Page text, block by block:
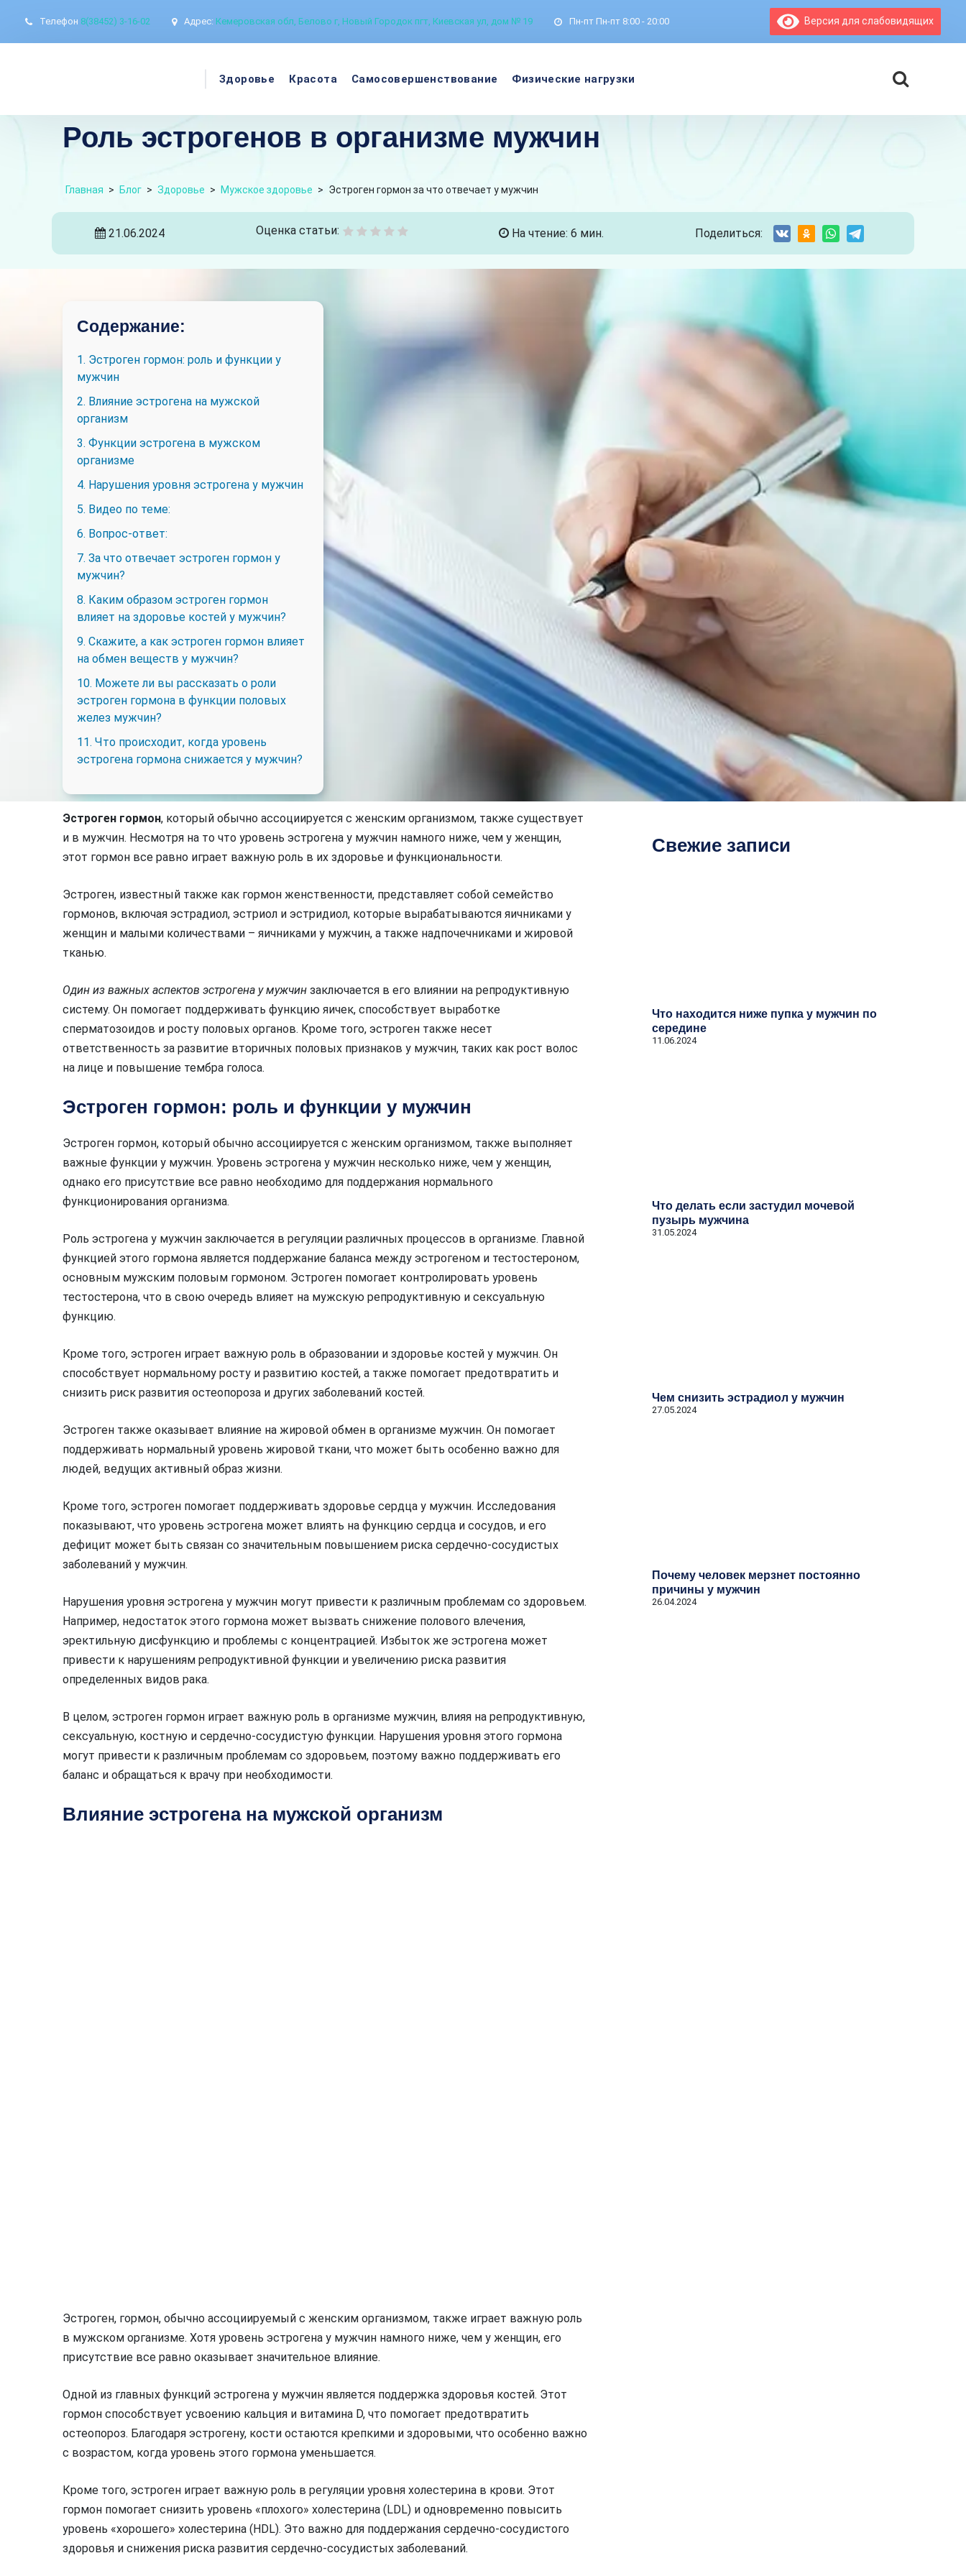
Телефон 8(38452) 3-16-02 Адрес: Кемеровская обл, Белово г, Новый Городок пгт, Киевская ул, дом № 19 Пн-пт Пн-пт 8:00 - 20:00 Версия для слабовидящих
Здоровье Красота Самосовершенствование Физические нагрузки
Роль эстрогенов в организме мужчин
Главная > Блог > Здоровье > Мужское здоровье > Эстроген гормон за что отвечает у мужчин
21.06.2024 Оценка статьи: На чтение: 6 мин. Поделиться:
Содержание:
1. Эстроген гормон: роль и функции у
мужчин
2. Влияние эстрогена на мужской
организм
3. Функции эстрогена в мужском
организме
4. Нарушения уровня эстрогена у мужчин
5. Видео по теме:
6. Вопрос-ответ:
7. За что отвечает эстроген гормон у
мужчин?
8. Каким образом эстроген гормон
влияет на здоровье костей у мужчин?
9. Скажите, а как эстроген гормон влияет
на обмен веществ у мужчин?
10. Можете ли вы рассказать о роли
эстроген гормона в функции половых
желез мужчин?
11. Что происходит, когда уровень
эстрогена гормона снижается у мужчин?
Эстроген гормон, который обычно ассоциируется с женским организмом, также существует
и в мужчин. Несмотря на то что уровень эстрогена у мужчин намного ниже, чем у женщин,
этот гормон все равно играет важную роль в их здоровье и функциональности.
Эстроген, известный также как гормон женственности, представляет собой семейство
гормонов, включая эстрадиол, эстриол и эстридиол, которые вырабатываются яичниками у
женщин и малыми количествами – яичниками у мужчин, а также надпочечниками и жировой
тканью.
Один из важных аспектов эстрогена у мужчин заключается в его влиянии на репродуктивную
систему. Он помогает поддерживать функцию яичек, способствует выработке
сперматозоидов и росту половых органов. Кроме того, эстроген также несет
ответственность за развитие вторичных половых признаков у мужчин, таких как рост волос
на лице и повышение тембра голоса.
Эстроген гормон: роль и функции у мужчин
Эстроген гормон, который обычно ассоциируется с женским организмом, также выполняет
важные функции у мужчин. Уровень эстрогена у мужчин несколько ниже, чем у женщин,
однако его присутствие все равно необходимо для поддержания нормального
функционирования организма.
Роль эстрогена у мужчин заключается в регуляции различных процессов в организме. Главной
функцией этого гормона является поддержание баланса между эстрогеном и тестостероном,
основным мужским половым гормоном. Эстроген помогает контролировать уровень
тестостерона, что в свою очередь влияет на мужскую репродуктивную и сексуальную
функцию.
Кроме того, эстроген играет важную роль в образовании и здоровье костей у мужчин. Он
способствует нормальному росту и развитию костей, а также помогает предотвратить и
снизить риск развития остеопороза и других заболеваний костей.
Эстроген также оказывает влияние на жировой обмен в организме мужчин. Он помогает
поддерживать нормальный уровень жировой ткани, что может быть особенно важно для
людей, ведущих активный образ жизни.
Кроме того, эстроген помогает поддерживать здоровье сердца у мужчин. Исследования
показывают, что уровень эстрогена может влиять на функцию сердца и сосудов, и его
дефицит может быть связан со значительным повышением риска сердечно-сосудистых
заболеваний у мужчин.
Нарушения уровня эстрогена у мужчин могут привести к различным проблемам со здоровьем.
Например, недостаток этого гормона может вызвать снижение полового влечения,
эректильную дисфункцию и проблемы с концентрацией. Избыток же эстрогена может
привести к нарушениям репродуктивной функции и увеличению риска развития
определенных видов рака.
В целом, эстроген гормон играет важную роль в организме мужчин, влияя на репродуктивную,
сексуальную, костную и сердечно-сосудистую функции. Нарушения уровня этого гормона
могут привести к различным проблемам со здоровьем, поэтому важно поддерживать его
баланс и обращаться к врачу при необходимости.
Влияние эстрогена на мужской организм
Эстроген, гормон, обычно ассоциируемый с женским организмом, также играет важную роль
в мужском организме. Хотя уровень эстрогена у мужчин намного ниже, чем у женщин, его
присутствие все равно оказывает значительное влияние.
Одной из главных функций эстрогена у мужчин является поддержка здоровья костей. Этот
гормон способствует усвоению кальция и витамина D, что помогает предотвратить
остеопороз. Благодаря эстрогену, кости остаются крепкими и здоровыми, что особенно важно
с возрастом, когда уровень этого гормона уменьшается.
Кроме того, эстроген играет важную роль в регуляции уровня холестерина в крови. Этот
гормон помогает снизить уровень «плохого» холестерина (LDL) и одновременно повысить
уровень «хорошего» холестерина (HDL). Это важно для поддержания сердечно-сосудистого
здоровья и снижения риска развития сердечно-сосудистых заболеваний.
Свежие записи
Что находится ниже пупка у мужчин по
середине
11.06.2024
Что делать если застудил мочевой
пузырь мужчина
31.05.2024
Чем снизить эстрадиол у мужчин
27.05.2024
Почему человек мерзнет постоянно
причины у мужчин
26.04.2024